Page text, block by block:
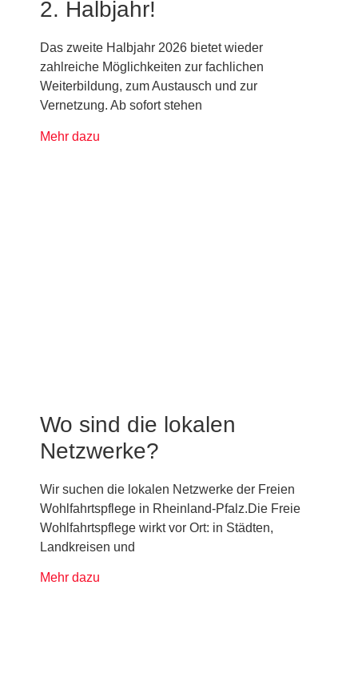
2. Halbjahr!
Das zweite Halbjahr 2026 bietet wieder
zahlreiche Möglichkeiten zur fachlichen
Weiterbildung, zum Austausch und zur
Vernetzung. Ab sofort stehen
Mehr dazu
Wo sind die lokalen
Netzwerke?
Wir suchen die lokalen Netzwerke der Freien
Wohlfahrtspflege in Rheinland-Pfalz.Die Freie
Wohlfahrtspflege wirkt vor Ort: in Städten,
Landkreisen und
Mehr dazu